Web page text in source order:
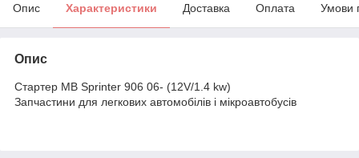
Опис Характеристики Доставка Оплата Умови
Опис
Стартер MB Sprinter 906 06- (12V/1.4 kw)
Запчастини для легкових автомобілів і мікроавтобусів